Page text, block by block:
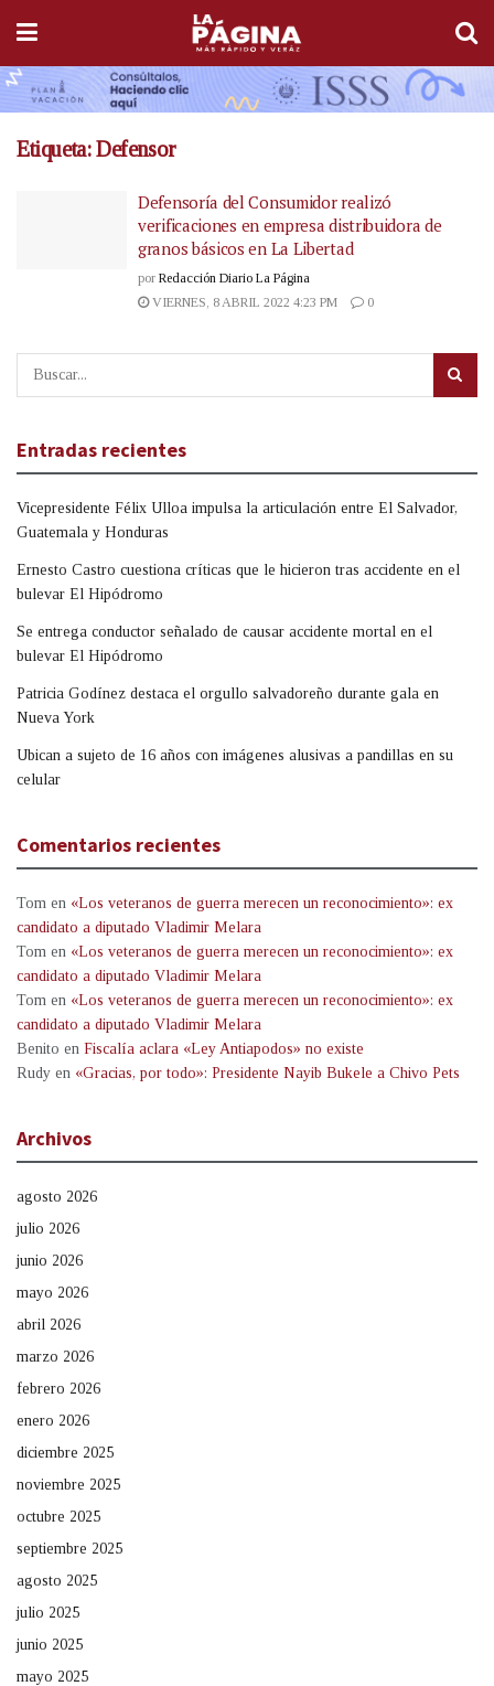
Etiqueta:Defensor
Defensoría del Consumidor realizó
verificaciones en empresa distribuidora de
granos básicos en La Libertad
por Redacción Diario La Página
VIERNES, 8 ABRIL 2022 4:23 PM
0
Entradas recientes
Vicepresidente Félix Ulloa impulsa la articulación entre El Salvador,
Guatemala y Honduras
Ernesto Castro cuestiona críticas que le hicieron tras accidente en el
bulevar El Hipódromo
Se entrega conductor señalado de causar accidente mortal en el
bulevar El Hipódromo
Patricia Godínez destaca el orgullo salvadoreño durante gala en
Nueva York
Ubican a sujeto de 16 años con imágenes alusivas a pandillas en su
celular
Comentarios recientes
Tom en «Los veteranos de guerra merecen un reconocimiento»: ex
candidato a diputado Vladimir Melara
Tom en «Los veteranos de guerra merecen un reconocimiento»: ex
candidato a diputado Vladimir Melara
Tom en «Los veteranos de guerra merecen un reconocimiento»: ex
candidato a diputado Vladimir Melara
Benito en Fiscalía aclara «Ley Antiapodos» no existe
Rudy en «Gracias, por todo»: Presidente Nayib Bukele a Chivo Pets
Archivos
agosto 2026
julio 2026
junio 2026
mayo 2026
abril 2026
marzo 2026
febrero 2026
enero 2026
diciembre 2025
noviembre 2025
octubre 2025
septiembre 2025
agosto 2025
julio 2025
junio 2025
mayo 2025